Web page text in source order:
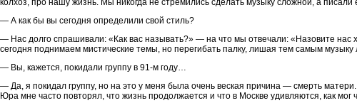
колхоз, про нашу жизнь. Мы никогда не стремились сделать музыку сложной, а
— А как бы вы сегодня определили свой стиль?
— Нас долго спрашивали: «Как вас называть?» — на что мы отвечали: «Назовите нас
сегодня поднимаем мистические темы, но перегибать палку, лишая тем самым
— Вы, кажется, покидали группу в 91-м году…
— Да, я покидал группу, но на это у меня была очень веская причина — смерть
Юра мне часто повторял, что жизнь продолжается и что в Москве удивляются, как мог